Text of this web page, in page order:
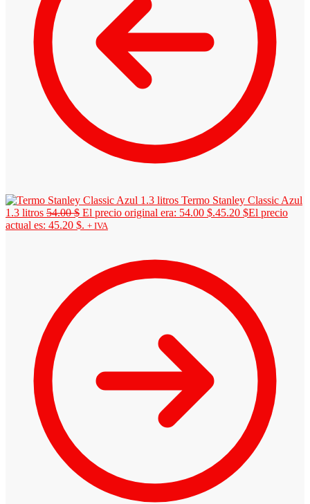
Termo Stanley Classic Azul
1.3 litros 54.00$ El precio original era: 54.00 $.45.20 $El precio
actual es: 45.20 $. + IVA